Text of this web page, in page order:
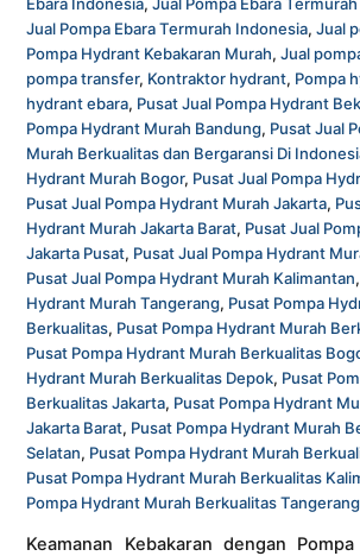
Jual Pompa Ebara Termurah Indonesia,Jual
Pompa Hydrant Kebakaran Murah,Jual
pompa transfer, Kontraktor hydrant, Pompa
hydrant ebara, Pusat Jual Pompa Hydrant
Pompa Hydrant Murah Bandung, Pusat Jual
Murah Berkualitas dan Bergaransi Di
Hydrant Murah Bogor, Pusat Jual Pompa
Pusat Jual Pompa Hydrant Murah Jakarta,
Hydrant Murah Jakarta Barat, Pusat Jual
Jakarta Pusat, Pusat Jual Pompa Hydrant
Pusat Jual Pompa Hydrant Murah Kalimantan,
Hydrant Murah Tangerang, Pusat Pompa
Berkualitas, Pusat Pompa Hydrant Murah
Pusat Pompa Hydrant Murah Berkualitas
Hydrant Murah Berkualitas Depok, Pusat
Berkualitas Jakarta, Pusat Pompa Hydrant
Jakarta Barat, Pusat Pompa Hydrant Murah
Selatan, Pusat Pompa Hydrant Murah
Pusat Pompa Hydrant Murah Berkualitas
Pompa Hydrant Murah Berkualitas Tangerang
Keamanan Kebakaran dengan